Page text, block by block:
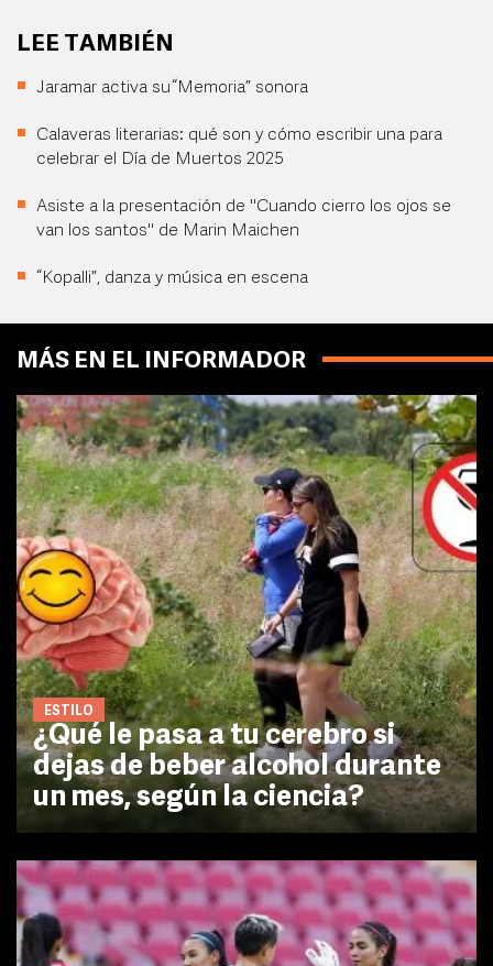
LEE TAMBIÉN
Jaramar activa su “Memoria” sonora
Calaveras literarias: qué son y cómo escribir una para
celebrar el Día de Muertos 2025
Asiste a la presentación de "Cuando cierro los ojos se
van los santos" de Marin Maichen
“Kopalli”, danza y música en escena
MÁS EN EL INFORMADOR
ESTILO
¿Qué le pasa a tu cerebro si
dejas de beber alcohol durante
un mes, según la ciencia?